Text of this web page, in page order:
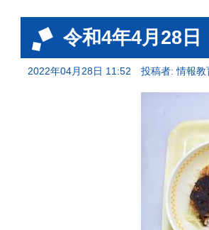
令和4年4月28日
2022年04月28日 11:52 投稿者: 情報教